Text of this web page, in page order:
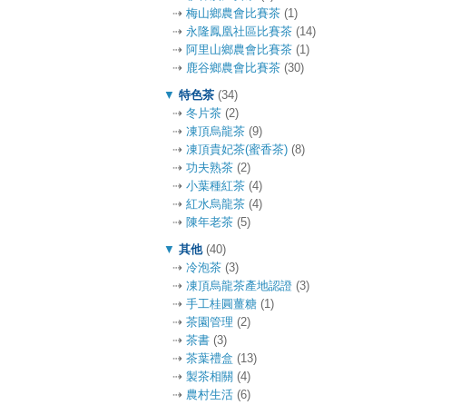
⇢ 梅山鄉農會比賽茶 (1)
⇢ 永隆鳳凰社區比賽茶 (14)
⇢ 阿里山鄉農會比賽茶 (1)
⇢ 鹿谷鄉農會比賽茶 (30)
▼ 特色茶 (34)
⇢ 冬片茶 (2)
⇢ 凍頂烏龍茶 (9)
⇢ 凍頂貴妃茶(蜜香茶) (8)
⇢ 功夫熟茶 (2)
⇢ 小葉種紅茶 (4)
⇢ 紅水烏龍茶 (4)
⇢ 陳年老茶 (5)
▼ 其他 (40)
⇢ 冷泡茶 (3)
⇢ 凍頂烏龍茶產地認證 (3)
⇢ 手工桂圓薑糖 (1)
⇢ 茶園管理 (2)
⇢ 茶書 (3)
⇢ 茶葉禮盒 (13)
⇢ 製茶相關 (4)
⇢ 農村生活 (6)